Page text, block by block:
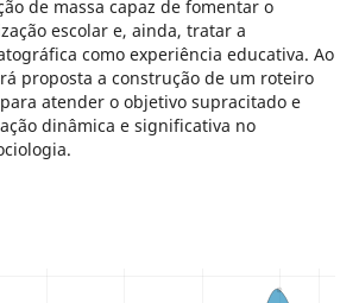
de massa capaz de fomentar o
escolar e, ainda, tratar a
como experiência educativa. Ao
proposta a construção de um roteiro
atender o objetivo supracitado e
dinâmica e significativa no